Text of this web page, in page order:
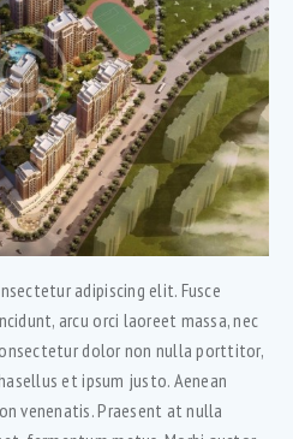
adipiscing elit. Fusce
arcu orci laoreet massa, nec
dolor non nulla porttitor,
et ipsum justo. Aenean
venenatis. Praesent at nulla